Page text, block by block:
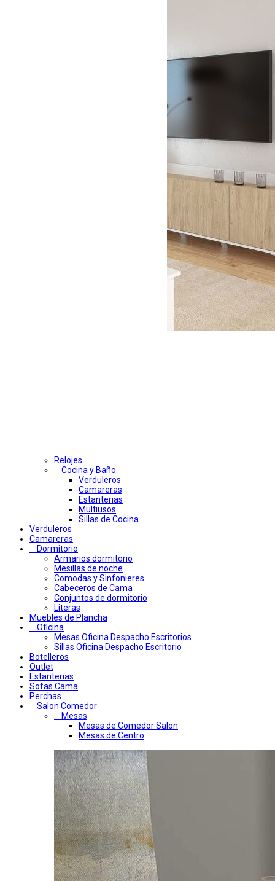
Relojes
Cocina y Baño
Verduleros
Camareras
Estanterias
Multiusos
Sillas de Cocina
Verduleros
Camareras
Dormitorio
Armarios dormitorio
Mesillas de noche
Comodas y Sinfonieres
Cabeceros de Cama
Conjuntos de dormitorio
Literas
Muebles de Plancha
Oficina
Mesas Oficina Despacho Escritorios
Sillas Oficina Despacho Escritorio
Botelleros
Outlet
Estanterias
Sofas Cama
Perchas
Salon Comedor
Mesas
Mesas de Comedor Salon
Mesas de Centro